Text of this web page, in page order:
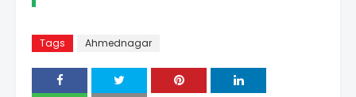
Tags Ahmednagar